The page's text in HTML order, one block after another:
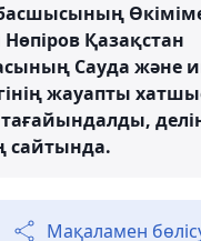
Қазақстан
Сауда және
жауапты
сайтында.
Мақаламен